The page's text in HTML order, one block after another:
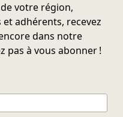
votre région,
adhérents, recevez
dans notre
pas à vous abonner !